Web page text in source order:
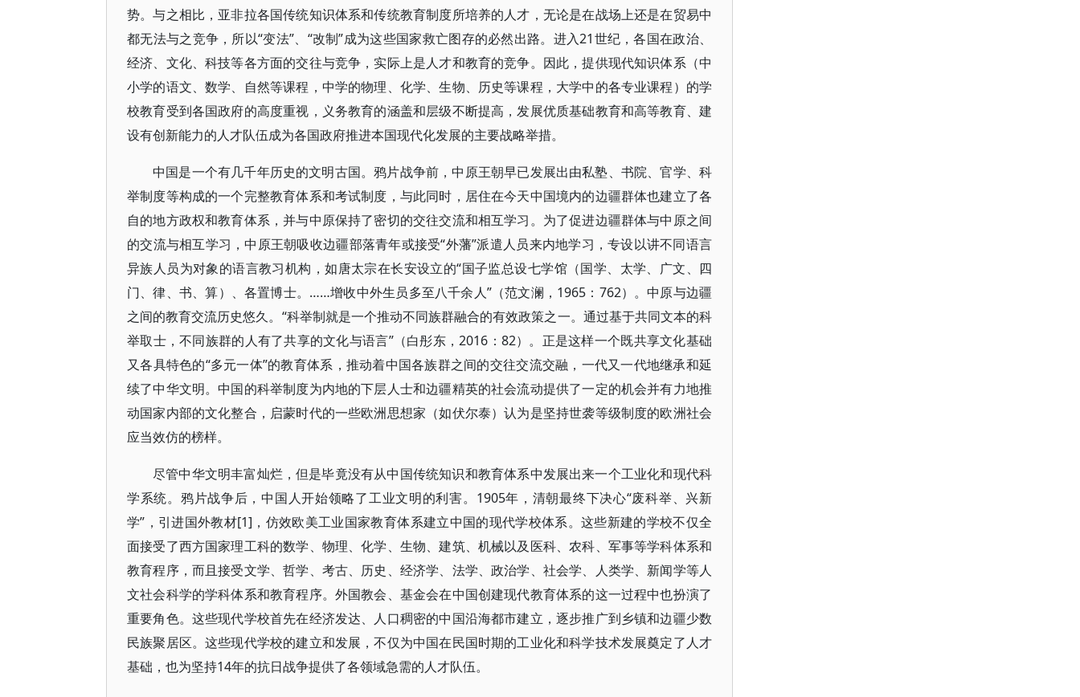
势。与之相比，亚非拉各国传统知识体系和传统教育制度所培养的人才，无论是在战场上还是在贸易中
都无法与之竞争，所以“变法”、“改制”成为这些国家救亡图存的必然出路。进入21世纪，各国在政治、
经济、文化、科技等各方面的交往与竞争，实际上是人才和教育的竞争。因此，提供现代知识体系（中
小学的语文、数学、自然等课程，中学的物理、化学、生物、历史等课程，大学中的各专业课程）的学
校教育受到各国政府的高度重视，义务教育的涵盖和层级不断提高，发展优质基础教育和高等教育、建
设有创新能力的人才队伍成为各国政府推进本国现代化发展的主要战略举措。
中国是一个有几千年历史的文明古国。鸦片战争前，中原王朝早已发展出由私塾、书院、官学、科
举制度等构成的一个完整教育体系和考试制度，与此同时，居住在今天中国境内的边疆群体也建立了各
自的地方政权和教育体系，并与中原保持了密切的交往交流和相互学习。为了促进边疆群体与中原之间
的交流与相互学习，中原王朝吸收边疆部落青年或接受“外藩”派遣人员来内地学习，专设以讲不同语言
异族人员为对象的语言教习机构，如唐太宗在长安设立的“国子监总设七学馆（国学、太学、广文、四
门、律、书、算）、各置博士。……增收中外生员多至八千余人”（范文澜，1965：762）。中原与边疆
之间的教育交流历史悠久。“科举制就是一个推动不同族群融合的有效政策之一。通过基于共同文本的科
举取士，不同族群的人有了共享的文化与语言”（白彤东，2016：82）。正是这样一个既共享文化基础
又各具特色的“多元一体”的教育体系，推动着中国各族群之间的交往交流交融，一代又一代地继承和延
续了中华文明。中国的科举制度为内地的下层人士和边疆精英的社会流动提供了一定的机会并有力地推
动国家内部的文化整合，启蒙时代的一些欧洲思想家（如伏尔泰）认为是坚持世袭等级制度的欧洲社会
应当效仿的榜样。
尽管中华文明丰富灿烂，但是毕竟没有从中国传统知识和教育体系中发展出来一个工业化和现代科
学系统。鸦片战争后，中国人开始领略了工业文明的利害。1905年，清朝最终下决心“废科举、兴新
学”，引进国外教材[1]，仿效欧美工业国家教育体系建立中国的现代学校体系。这些新建的学校不仅全
面接受了西方国家理工科的数学、物理、化学、生物、建筑、机械以及医科、农科、军事等学科体系和
教育程序，而且接受文学、哲学、考古、历史、经济学、法学、政治学、社会学、人类学、新闻学等人
文社会科学的学科体系和教育程序。外国教会、基金会在中国创建现代教育体系的这一过程中也扮演了
重要角色。这些现代学校首先在经济发达、人口稠密的中国沿海都市建立，逐步推广到乡镇和边疆少数
民族聚居区。这些现代学校的建立和发展，不仅为中国在民国时期的工业化和科学技术发展奠定了人才
基础，也为坚持14年的抗日战争提供了各领域急需的人才队伍。